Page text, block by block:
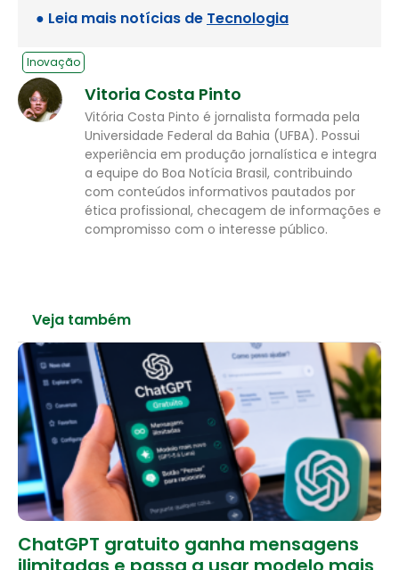
● Leia mais notícias de Tecnologia
Inovação
Vitoria Costa Pinto
Vitória Costa Pinto é jornalista formada pela
Universidade Federal da Bahia (UFBA). Possui
experiência em produção jornalística e integra
a equipe do Boa Notícia Brasil, contribuindo
com conteúdos informativos pautados por
ética profissional, checagem de informações e
compromisso com o interesse público.
Veja também
ChatGPT gratuito ganha mensagens